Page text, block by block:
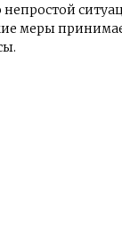
непростой
меры